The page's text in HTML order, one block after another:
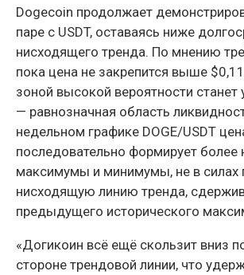
Dogecoin продолжает
паре с USDT, оставаясь ниже
нисходящего тренда. По мнению
пока цена не закрепится выше
зоной высокой вероятности станет
— равнозначная область
недельном графике DOGE/USDT
последовательно формирует более
максимумы и минимумы, не в силах
нисходящую линию тренда,
предыдущего исторического
«Догикоин всё ещё скользит вниз
стороне трендовой линии, что